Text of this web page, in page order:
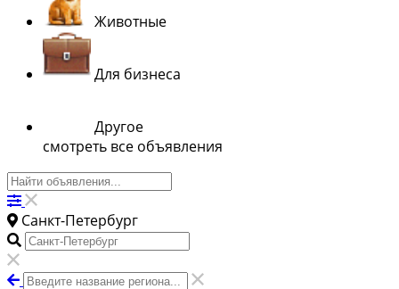
Животные
Для бизнеса
Другое
смотреть все объявления
Санкт-Петербург